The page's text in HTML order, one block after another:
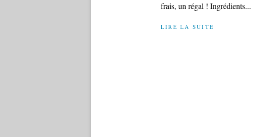
frais, un régal ! Ingrédients...
LIRE LA SUITE